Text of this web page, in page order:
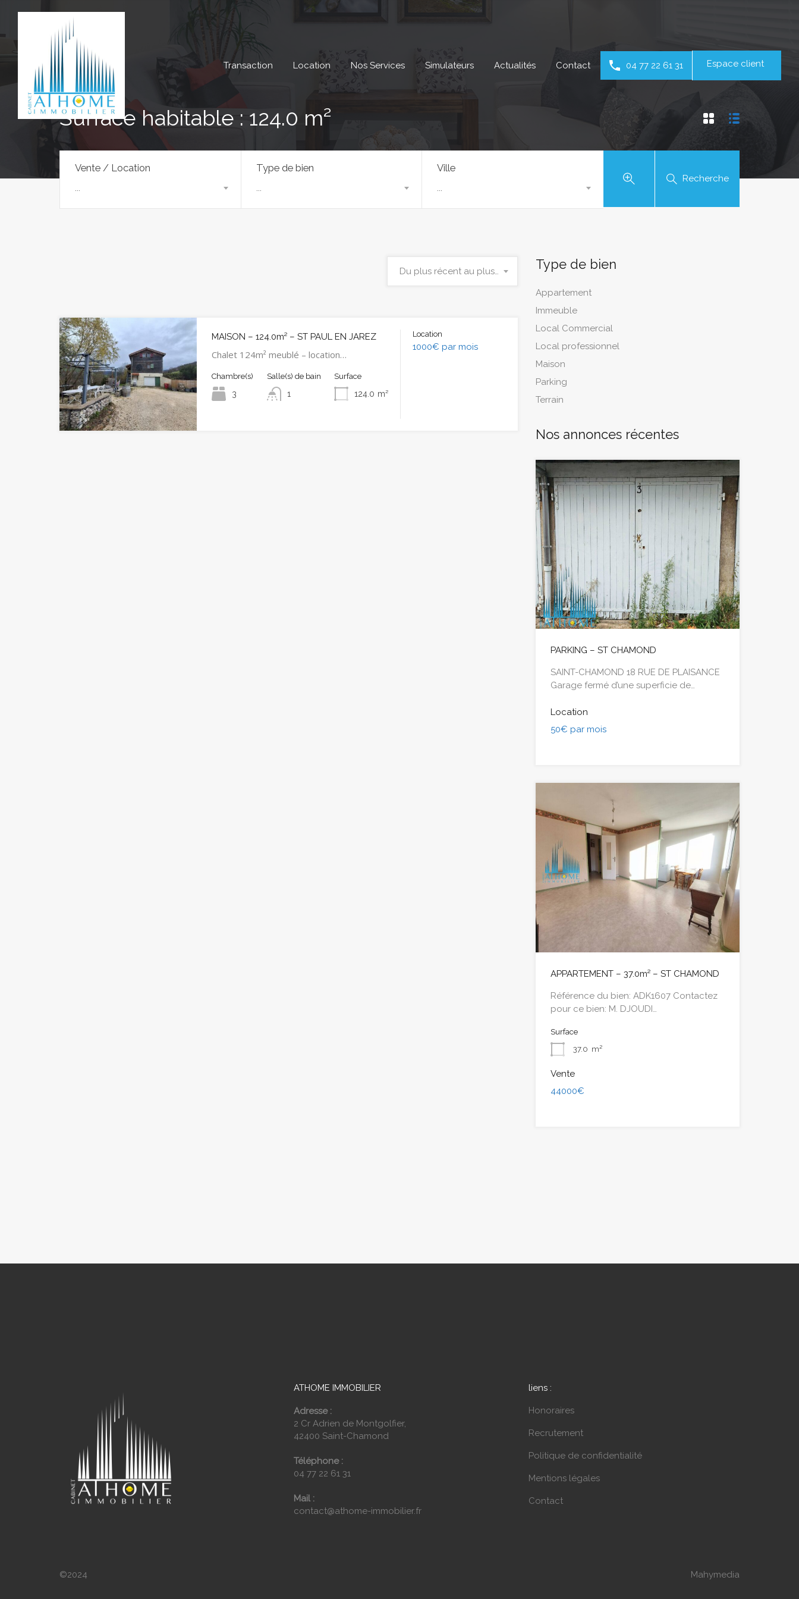
Transaction Location Nos Services Simulateurs Actualités Contact 04 77 22 61 31 Espace client
Surface habitable : 124.0 m²
Vente / Location Type de bien Ville
Recherche
Du plus récent au plus ancien
MAISON – 124.0m² – ST PAUL EN JAREZ
Chalet 124m² meublé – location…
Chambre(s)
3
Salle(s) de bain
1
Surface
124.0 m²
Location
1000€ par mois
Type de bien
Appartement
Immeuble
Local Commercial
Local professionnel
Maison
Parking
Terrain
Nos annonces récentes
PARKING – ST CHAMOND
SAINT-CHAMOND 18 RUE DE PLAISANCE
Garage fermé d’une superficie de…
Location
50€ par mois
APPARTEMENT – 37.0m² – ST CHAMOND
Référence du bien: ADK1607 Contactez
pour ce bien: M. DJOUDI…
Surface
37.0 m²
Vente
44000€
ATHOME IMMOBILIER
Adresse :
2 Cr Adrien de Montgolfier,
42400 Saint-Chamond
Téléphone :
04 77 22 61 31
Mail :
contact@athome-immobilier.fr
liens :
Honoraires
Recrutement
Politique de confidentialité
Mentions légales
Contact
©2024 Mahymedia